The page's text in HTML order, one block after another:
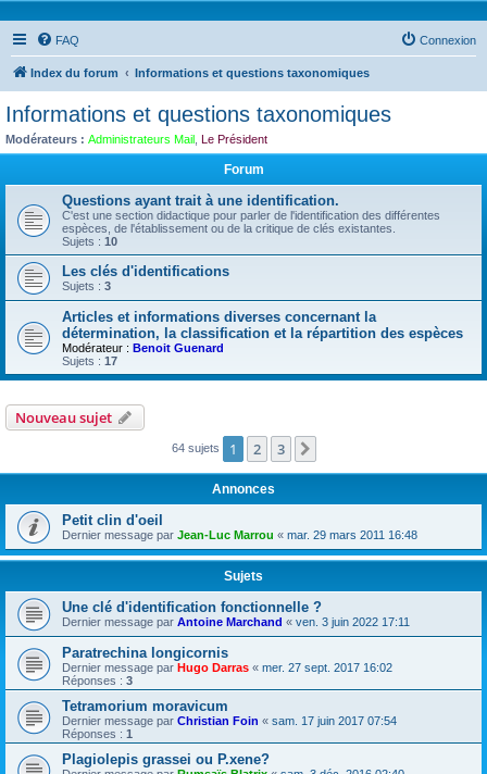
FAQ Connexion
Index du forum Informations et questions taxonomiques
Informations et questions taxonomiques
Modérateurs : Administrateurs Mail Le Président
Forum
Questions ayant trait à une identification.
C'est une section didactique pour parler de l'identification des différentes
espèces, de l'établissement ou de la critique de clés existantes.
Sujets : 10
Les clés d'identifications
Sujets : 3
Articles et informations diverses concernant la
détermination, la classification et la répartition des espèces
Modérateur : Benoit Guenard
Sujets : 17
Nouveau sujet
64 sujets 1 2 3
Annonces
Petit clin d'oeil
Dernier message par Jean-Luc Marrou « mar. 29 mars 2011 16:48
Sujets
Une clé d'identification fonctionnelle ?
Dernier message par Antoine Marchand « ven. 3 juin 2022 17:11
Paratrechina longicornis
Dernier message par Hugo Darras « mer. 27 sept. 2017 16:02
Réponses : 3
Tetramorium moravicum
Dernier message par Christian Foin « sam. 17 juin 2017 07:54
Réponses : 1
Plagiolepis grassei ou P.xene?